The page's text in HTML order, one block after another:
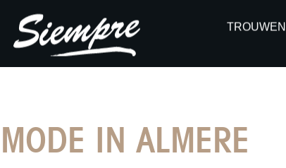
TROUWEN
IN ALMERE